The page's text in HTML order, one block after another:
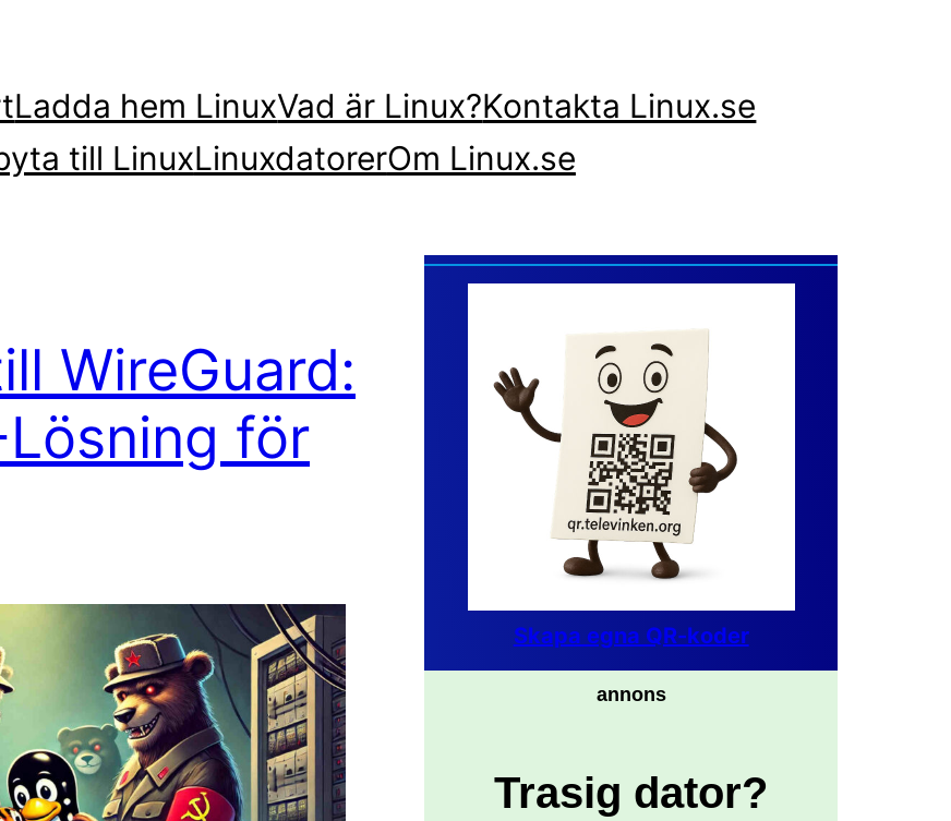
Ladda hem LinuxVad är Linux?Kontakta Linux.se
till LinuxLinuxdatorerOm Linux.se
WireGuard:
för
Skapa egna QR-koder
annons
Trasig dator?